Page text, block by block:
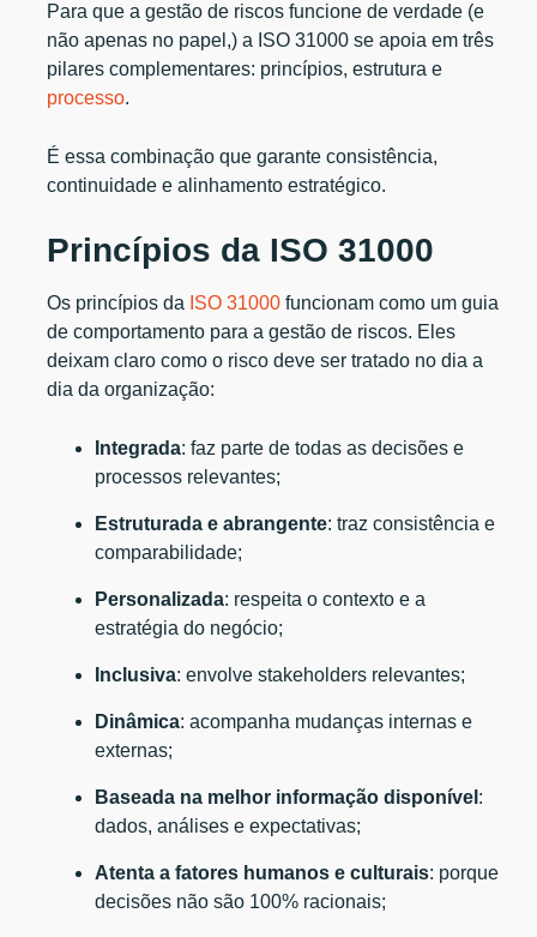
Para que a gestão de riscos funcione de verdade (e
não apenas no papel,) a ISO 31000 se apoia em três
pilares complementares: princípios, estrutura e
processo.
É essa combinação que garante consistência,
continuidade e alinhamento estratégico.
Princípios da ISO 31000
Os princípios da ISO 31000 funcionam como um guia
de comportamento para a gestão de riscos. Eles
deixam claro como o risco deve ser tratado no dia a
dia da organização:
Integrada: faz parte de todas as decisões e
processos relevantes;
Estruturada e abrangente: traz consistência e
comparabilidade;
Personalizada: respeita o contexto e a
estratégia do negócio;
Inclusiva: envolve stakeholders relevantes;
Dinâmica: acompanha mudanças internas e
externas;
Baseada na melhor informação disponível :
dados, análises e expectativas;
Atenta a fatores humanos e culturais: porque
decisões não são 100% racionais;